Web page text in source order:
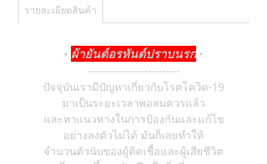
รายละเอียดสินค้า
• ผ้ายันต์อรหันต์ปราบนรก•
--------------------------
ปัจจุบันเรามีปัญหาเกี่ยวกับโรคโควิด-19
มาเป็นระยะเวลาพอสมควรแล้ว
และหาแนวทางในการป้องกันและแก้ไข
อย่างลงตัวไม่ได้ มันก็เลยทำให้
จำนวนตัวนับของผู้ติดเชื้อและผู้เสียชีวิต